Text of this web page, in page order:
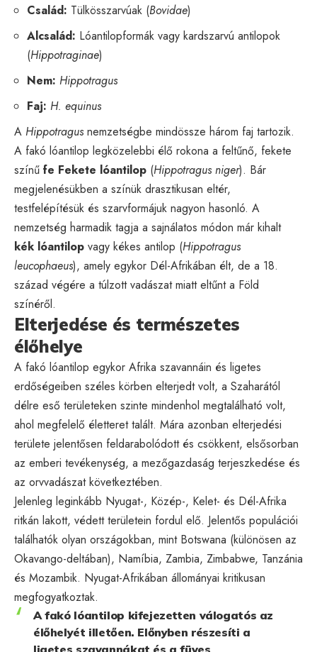
Család: Tülkösszarvúak (Bovidae)
Alcsalád: Lóantilopformák vagy kardszarvú antilopok
(Hippotraginae)
Nem: Hippotragus
Faj: H. equinus
A Hippotragusnemzetségbe mindössze három faj tartozik.
A fakó lóantilop legközelebbi élő rokona a feltűnő, fekete
színű fe Fekete lóantilop (Hippotragus niger). Bár
megjelenésükben a színük drasztikusan eltér,
testfelépítésük és szarvformájuk nagyon hasonló. A
nemzetség harmadik tagja a sajnálatos módon már kihalt
kék lóantilop vagy kékes antilop (Hippotragus
leucophaeus), amely egykor Dél-Afrikában élt, de a 18.
század végére a túlzott vadászat miatt eltűnt a Föld
színéről.
Elterjedése és természetes
élőhelye
A fakó lóantilop egykor Afrika szavannáin és ligetes
erdőségeiben széles körben elterjedt volt, a Szaharától
délre eső területeken szinte mindenhol megtalálható volt,
ahol megfelelő életteret talált. Mára azonban elterjedési
területe jelentősen feldarabolódott és csökkent, elsősorban
az emberi tevékenység, a mezőgazdaság terjeszkedése és
az orvvadászat következtében.
Jelenleg leginkább Nyugat-, Közép-, Kelet- és Dél-Afrika
ritkán lakott, védett területein fordul elő. Jelentős populációi
találhatók olyan országokban, mint Botswana (különösen az
Okavango-deltában), Namíbia, Zambia, Zimbabwe, Tanzánia
és Mozambik. Nyugat-Afrikában állományai kritikusan
megfogyatkoztak.
A fakó lóantilop kifejezetten válogatós az
élőhelyét illetően. Előnyben részesíti a
ligetes szavannákat és a füves